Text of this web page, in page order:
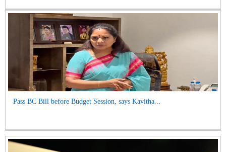
Pass BC Bill before Budget Session, says Kavitha...